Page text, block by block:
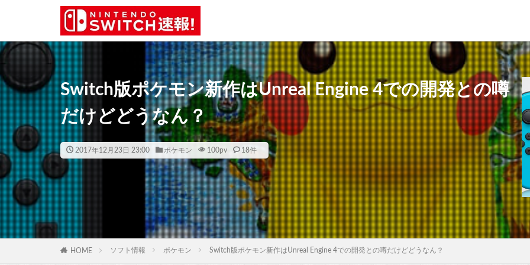
Switch版ポケモン新作はUnreal Engine 4での開発との噂
だけどどうなん？
2017年12月23日 23:00 ポケモン 100pv 18件
HOME ソフト情報 ポケモン Switch版ポケモン新作はUnreal Engine 4での開発との噂だけどどうなん？